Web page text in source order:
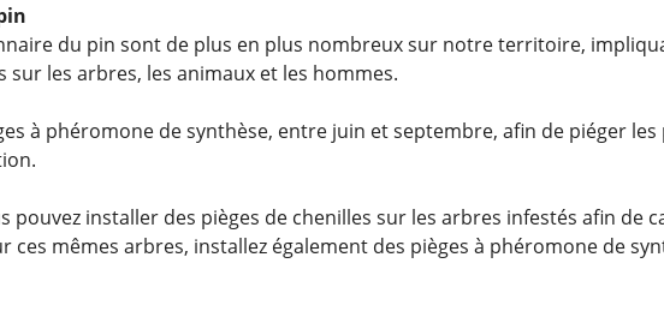
du pin sont de plus en plus nombreux sur notre territoire,
les arbres, les animaux et les hommes.
à phéromone de synthèse, entre juin et septembre, afin de piéger
pouvez installer des pièges de chenilles sur les arbres infestés afin de
ces mêmes arbres, installez également des pièges à phéromone de